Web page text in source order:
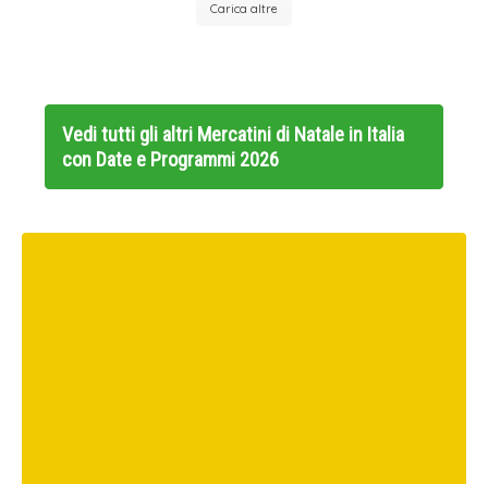
Carica altre
Vedi tutti gli altri Mercatini di Natale in Italia
con Date e Programmi 2026